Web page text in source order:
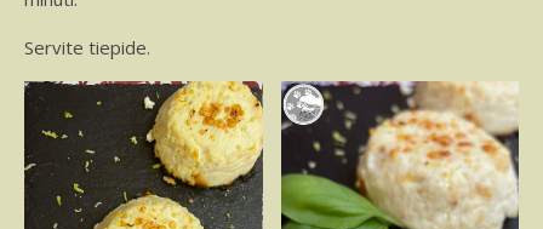
Servite tiepide.